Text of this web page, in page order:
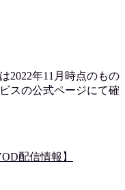
2022年11月時点のもの
スの公式ページにて確
配信情報】